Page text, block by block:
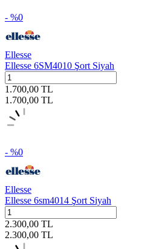
- %0
Ellesse
Ellesse 6SM4010 Şort Siyah
1.700,00 TL
1.700,00 TL
- %0
Ellesse
Ellesse 6sm4014 Şort Siyah
2.300,00 TL
2.300,00 TL